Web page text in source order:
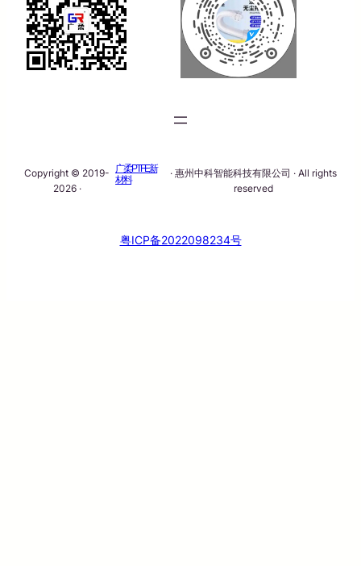
Copyright © 2019-
2026 ·
广柔PTFE新
材料
· 惠州中科智能科技有限公司 · All rights
reserved
粤ICP备2022098234号